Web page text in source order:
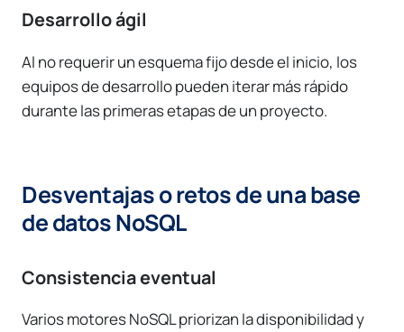
Desarrollo ágil
Al no requerir un esquema fijo desde el inicio, los
equipos de desarrollo pueden iterar más rápido
durante las primeras etapas de un proyecto.
Desventajas o retos de una base
de datos NoSQL
Consistencia eventual
Varios motores NoSQL priorizan la disponibilidad y